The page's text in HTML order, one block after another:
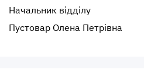
Начальник відділу
Пустовар Олена Петрівна